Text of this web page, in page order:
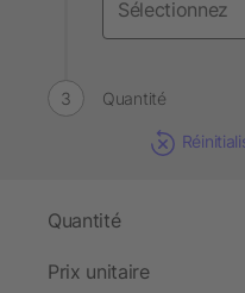
Quantité
Quantité
Prix unitaire